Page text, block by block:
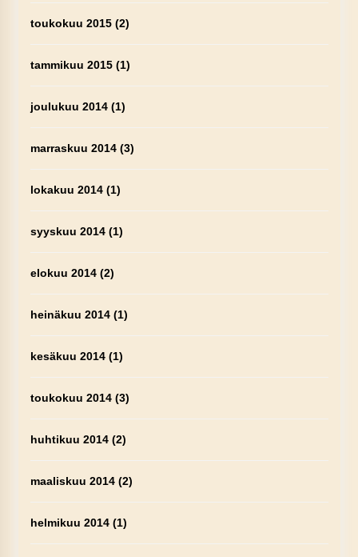
toukokuu 2015(2)
tammikuu 2015(1)
joulukuu 2014(1)
marraskuu 2014(3)
lokakuu 2014(1)
syyskuu 2014(1)
elokuu 2014(2)
heinäkuu 2014(1)
kesäkuu 2014(1)
toukokuu 2014(3)
huhtikuu 2014(2)
maaliskuu 2014(2)
helmikuu 2014(1)